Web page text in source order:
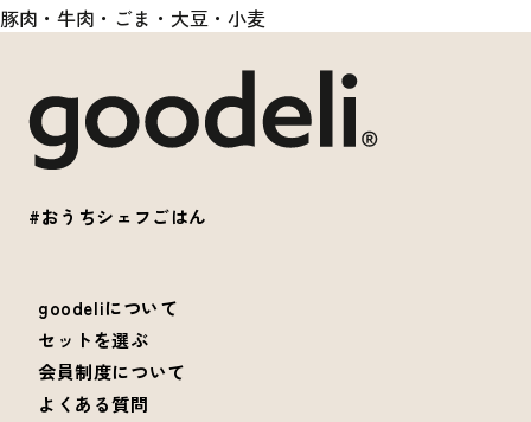
豚肉・牛肉・ごま・大豆・小麦
#おうちシェフごはん
goodeliについて
セットを選ぶ
会員制度について
よくある質問